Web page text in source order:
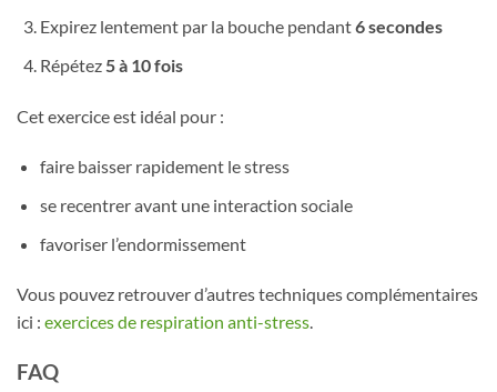
Expirez lentement par la bouche pendant6 secondes
Répétez5 à 10 fois
Cet exercice est idéal pour :
faire baisser rapidement le stress
se recentrer avant une interaction sociale
favoriser l’endormissement
Vous pouvez retrouver d’autres techniques complémentaires
ici : exercices de respiration anti-stress.
FAQ